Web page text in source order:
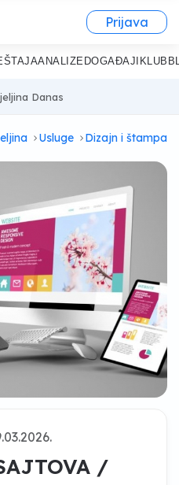
Prijava
ANALIZE DOGAĐAJI KLUB
Danas
Usluge Dizajn i štampa
/